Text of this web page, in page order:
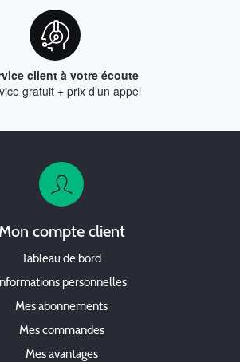
client à votre écoute
gratuit + prix d’un appel
Mon compte client
Tableau de bord
Informations personnelles
Mes abonnements
Mes commandes
Mes avantages